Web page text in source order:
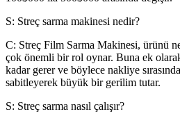
S: Streç sarma makinesi nedir?
C: Streç Film Sarma Makinesi, ürünü
çok önemli bir rol oynar. Buna ek
kadar gerer ve böylece nakliye
sabitleyerek büyük bir gerilim tutar.
S: Streç sarma nasıl çalışır?